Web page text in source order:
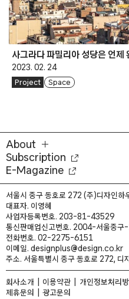
사그라다 파밀리아 성당은 언제
2023. 02. 24
Project Space
About
Subscription
E-Magazine
서울시 중구 동호로 272 (주)디자인하
대표자. 이영혜
사업자등록번호. 203-81-43529
통신판매업신고번호. 2004-서울중구
전화번호. 02-2275-6151
이메일. designplus@design.co.kr
주소. 서울특별시 중구 동호로 272, 디
회사소개 이용약관 개인정보처리
제휴문의
광고문의